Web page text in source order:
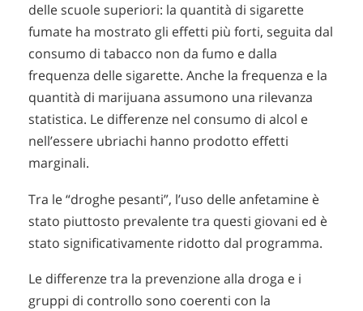
delle scuole superiori: la quantità di sigarette
fumate ha mostrato gli effetti più forti, seguita dal
consumo di tabacco non da fumo e dalla
frequenza delle sigarette. Anche la frequenza e la
quantità di marijuana assumono una rilevanza
statistica. Le differenze nel consumo di alcol e
nell’essere ubriachi hanno prodotto effetti
marginali.
Tra le “droghe pesanti”, l’uso delle anfetamine è
stato piuttosto prevalente tra questi giovani ed è
stato significativamente ridotto dal programma.
Le differenze tra la prevenzione alla droga e i
gruppi di controllo sono coerenti con la